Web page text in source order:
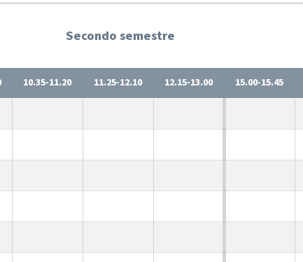
Secondo semestre
10.35-11.20 11.25-12.10 12.15-13.00 15.00-15.45